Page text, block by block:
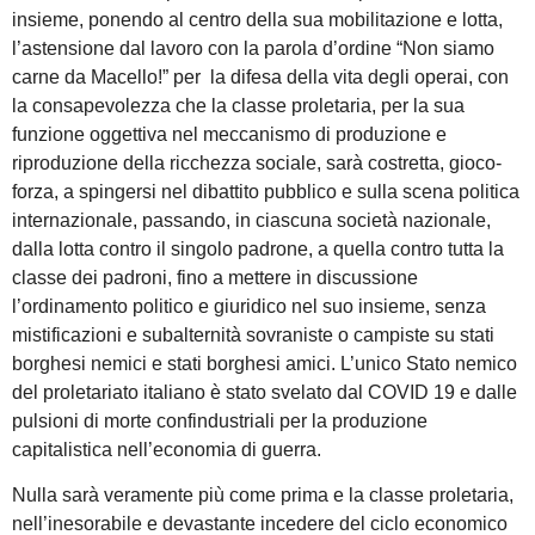
insieme, ponendo al centro della sua mobilitazione e lotta,
l’astensione dal lavoro con la parola d’ordine “Non siamo
carne da Macello!” per la difesa della vita degli operai, con
la consapevolezza che la classe proletaria, per la sua
funzione oggettiva nel meccanismo di produzione e
riproduzione della ricchezza sociale, sarà costretta, gioco-
forza, a spingersi nel dibattito pubblico e sulla scena politica
internazionale, passando, in ciascuna società nazionale,
dalla lotta contro il singolo padrone, a quella contro tutta la
classe dei padroni, fino a mettere in discussione
l’ordinamento politico e giuridico nel suo insieme, senza
mistificazioni e subalternità sovraniste o campiste su stati
borghesi nemici e stati borghesi amici. L’unico Stato nemico
del proletariato italiano è stato svelato dal COVID 19 e dalle
pulsioni di morte confindustriali per la produzione
capitalistica nell’economia di guerra.
Nulla sarà veramente più come prima e la classe proletaria,
nell’inesorabile e devastante incedere del ciclo economico